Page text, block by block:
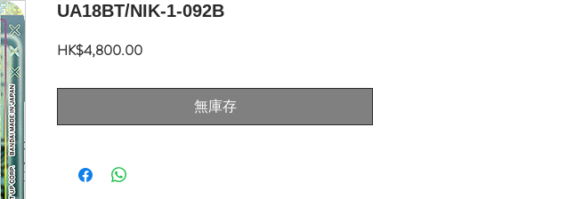
UA18BT/NIK-1-092B
HK$4,800.00價
無庫存